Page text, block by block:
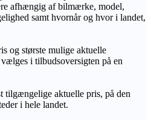
afhængig af bilmærke, model,
samt hvornår og hvor i landet,
og største mulige aktuelle
i tilbudsoversigten på en
aktuelle pris, på den
i hele landet.